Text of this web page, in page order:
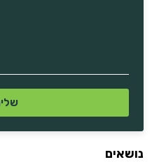
נושאים